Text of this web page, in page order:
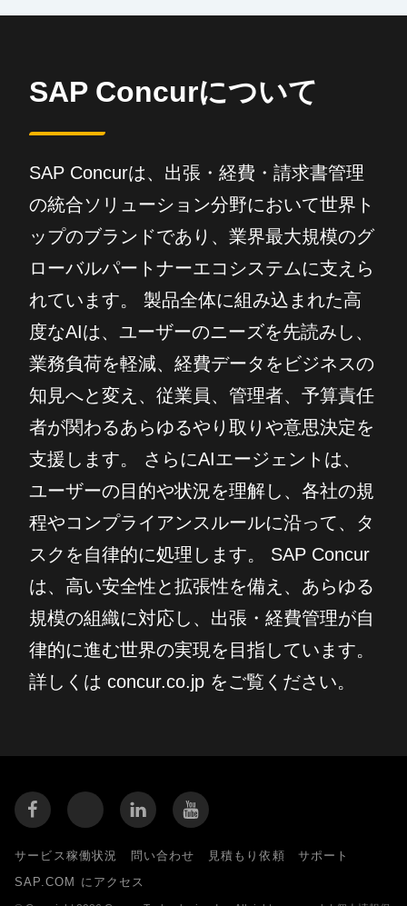
SAP Concurについて
SAP Concurは、出張・経費・請求書管理
の統合ソリューション分野において世界ト
ップのブランドであり、業界最大規模のグ
ローバルパートナーエコシステムに支えら
れています。 製品全体に組み込まれた高
度なAIは、ユーザーのニーズを先読みし、
業務負荷を軽減、経費データをビジネスの
知見へと変え、従業員、管理者、予算責任
者が関わるあらゆるやり取りや意思決定を
支援します。 さらにAIエージェントは、
ユーザーの目的や状況を理解し、各社の規
程やコンプライアンスルールに沿って、タ
スクを自律的に処理します。 SAP Concur
は、高い安全性と拡張性を備え、あらゆる
規模の組織に対応し、出張・経費管理が自
律的に進む世界の実現を目指しています。
詳しくは concur.co.jp をご覧ください。
サービス稼働状況 問い合わせ 見積もり依頼
サポート
SAP.COM にアクセス